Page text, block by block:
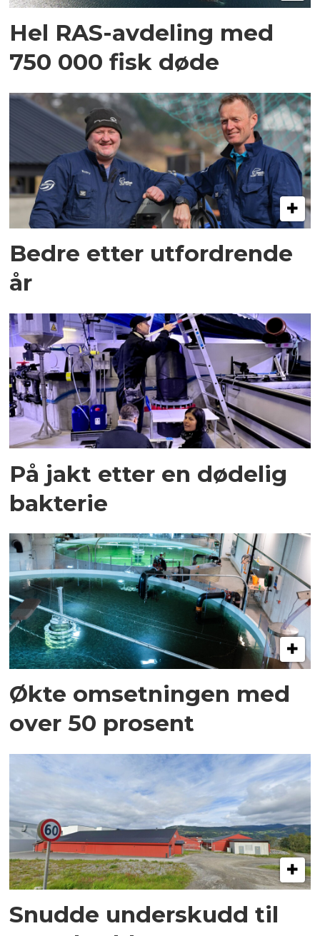
Hel RAS-avdeling med
750 000 fisk døde
Bedre etter utfordrende
år
På jakt etter en dødelig
bakterie
Økte omsetningen med
over 50 prosent
Snudde underskudd til